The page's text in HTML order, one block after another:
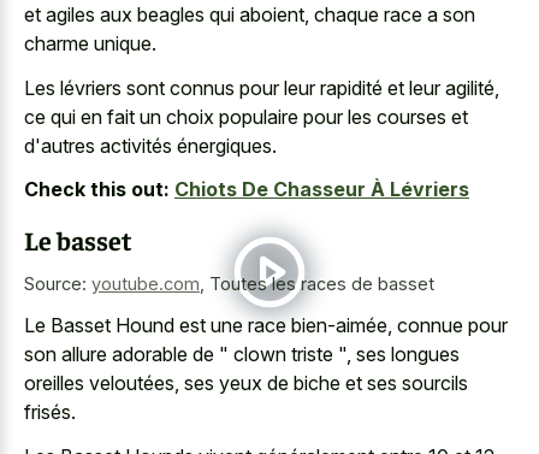
et agiles aux beagles qui aboient, chaque race a son
charme unique.
Les lévriers sont connus pour leur rapidité et leur agilité,
ce qui en fait un choix populaire pour les courses et
d'autres activités énergiques.
Check this out: Chiots De Chasseur À Lévriers
Le basset
Source: youtube.com Toutes les races de basset
Le Basset Hound est une race bien-aimée, connue pour
son allure adorable de " clown triste ", ses longues
oreilles veloutées, ses yeux de biche et ses sourcils
frisés.